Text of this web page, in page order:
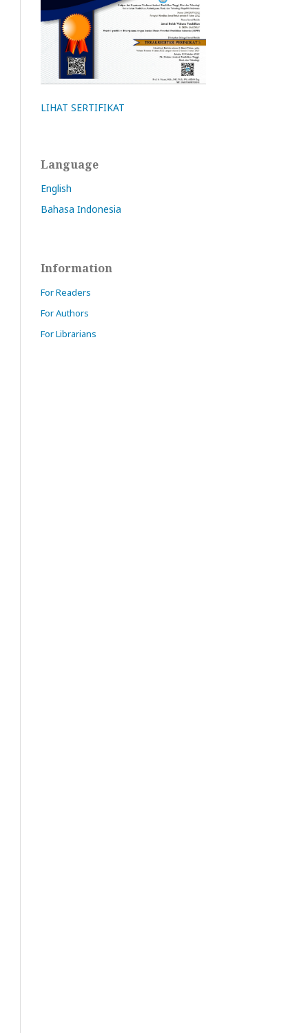
LIHAT SERTIFIKAT
Language
English
Bahasa Indonesia
Information
For Readers
For Authors
For Librarians